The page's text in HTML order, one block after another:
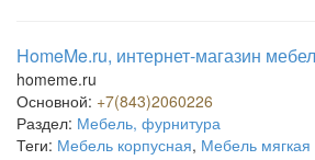
HomeMe.ru, интернет-магазин
homeme.ru
Основной: +7(843)2060226
Раздел: Мебель, фурнитура
Теги: Мебель корпусная, Мебель мягкая